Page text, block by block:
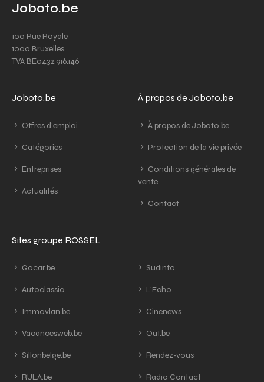
Joboto.be
100 Rue Royale
1000 Bruxelles
TVA BE0432.916.146
Joboto.be
Offres d'emploi
Catégories
Entreprises
Actualités
À propos de Joboto.be
À propos de Joboto.be
Protection de la vie privée
Conditions générales de
vente
Contact
Sites groupe ROSSEL
Gocar.be
Autoclassic
Immovlan.be
Vacancesweb.be
Sillonbelge.be
RULA.be
Sudinfo
L'Echo
Cinenews
Out.be
Rendez-vous
Radio Contact